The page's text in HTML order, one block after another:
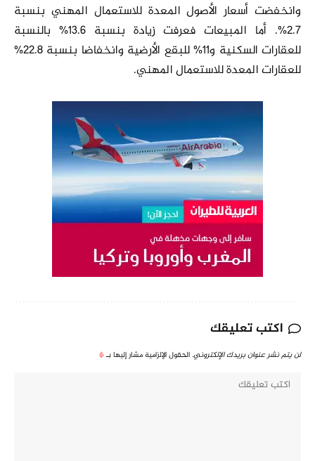
وانخفضت أسعار الأصول المعدة للاستعمال المهني بنسبة
2.7%. أما المبيعات فعرفت زيادة بنسبة 13.6% بالنسبة
للعقارات السكنية و11% للبقع الأرضية وانخفاضا بنسبة 22.8%
للعقارات المعدة للاستعمال المهني.
اكتب تعليقك
لن يتم نشر عنوان بريدك الإلكتروني.الحقول الإلزامية مشار إليها بـ*